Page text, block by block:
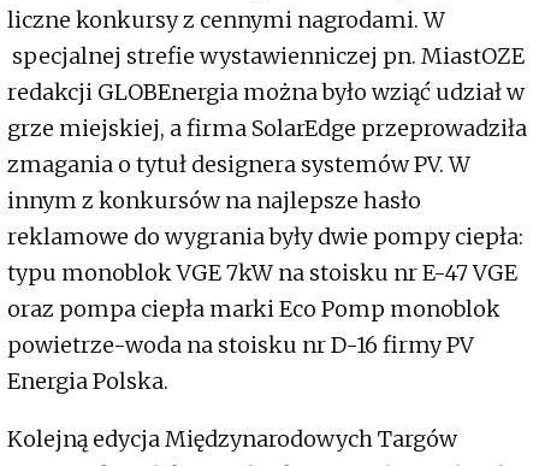
liczne konkursy z cennymi nagrodami. W
specjalnej strefie wystawienniczej pn. MiastOZE
redakcji GLOBEnergia można było wziąć udział w
grze miejskiej, a firma SolarEdge przeprowadziła
zmagania o tytuł designera systemów PV. W
innym z konkursów na najlepsze hasło
reklamowe do wygrania były dwie pompy ciepła:
typu monoblok VGE 7kW na stoisku nr E-47 VGE
oraz pompa ciepła marki Eco Pomp monoblok
powietrze-woda na stoisku nr D-16 firmy PV
Energia Polska.
Kolejną edycja Międzynarodowych Targów